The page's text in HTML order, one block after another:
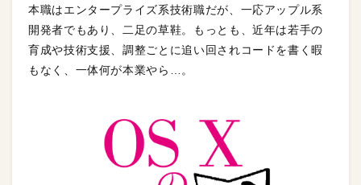
本職はエンタープライズ系技術職だが、一応アップル系
開発者でもあり、二足の草鞋。もっとも、近年は若手の
育成や技術支援、調整ごとに追い回されコードを書く暇
もなく、一体何が本業やら…。